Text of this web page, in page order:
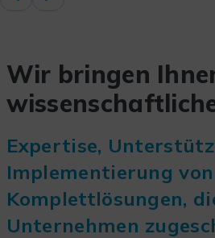
Wir bringen
Expertise,
Implementierung von
Komplettlösungen,
Unternehmen